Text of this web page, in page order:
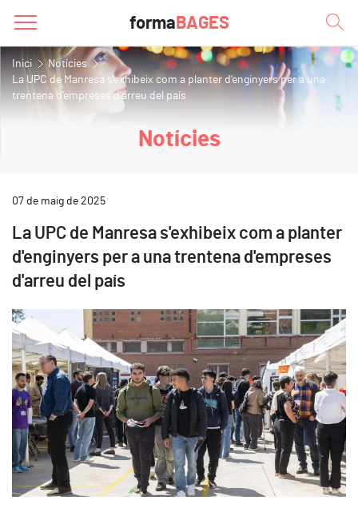
forma BAGES
Inici
Notícies
La UPC de Manresa s'exhibeix com a planter d'enginyers per a una
trentena d'empreses d'arreu del país
Notícies
07 de maig de 2025
La UPC de Manresa s'exhibeix com a planter
d'enginyers per a una trentena d'empreses
d'arreu del país